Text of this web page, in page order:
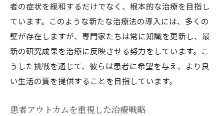
者の症状を緩和するだけでなく、根本的な治療を目指し
ています。このような新たな治療法の導入には、多くの
壁が存在しますが、専門家たちは常に知識を更新し、最
新の研究成果を治療に反映させる努力をしています。こ
うした挑戦を通じて、彼らは患者に希望を与え、より良
い生活の質を提供することを目指しています。
患者アウトカムを重視した治療戦略